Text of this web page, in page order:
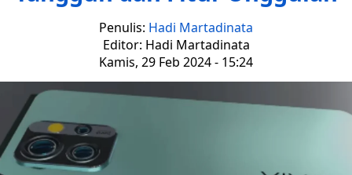
Penulis: Hadi Martadinata
Editor: Hadi Martadinata
Kamis, 29 Feb 2024 - 15:24